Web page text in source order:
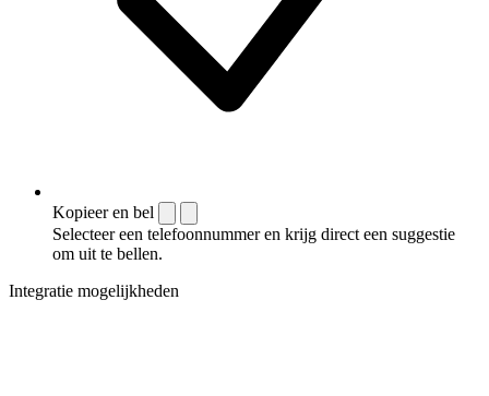
Kopieer en bel
Selecteer een telefoonnummer en krijg direct een suggestie
om uit te bellen.
Integratie mogelijkheden